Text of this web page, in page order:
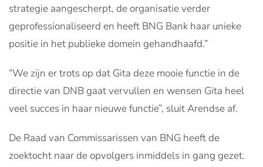
strategie aangescherpt, de organisatie verder
geprofessionaliseerd en heeft BNG Bank haar unieke
positie in het publieke domein gehandhaafd.”
“We zijn er trots op dat Gita deze mooie functie in de
directie van DNB gaat vervullen en wensen Gita heel
veel succes in haar nieuwe functie”, sluit Arendse af.
De Raad van Commissarissen van BNG heeft de
zoektocht naar de opvolgers inmiddels in gang gezet.